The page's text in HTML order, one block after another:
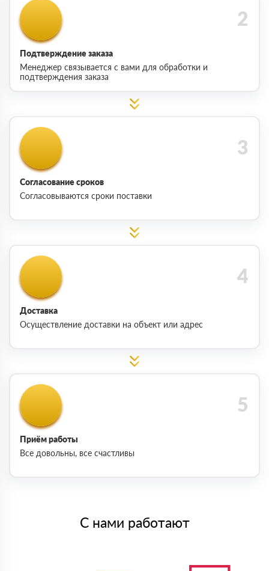
Подтверждение заказа
Менеджер связывается с вами для обработки и
подтверждения заказа
Согласование сроков
Согласовываются сроки поставки
Доставка
Осуществление доставки на объект или адрес
Приём работы
Все довольны, все счастливы
С нами работают